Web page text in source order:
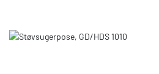
Slide 1 of 1